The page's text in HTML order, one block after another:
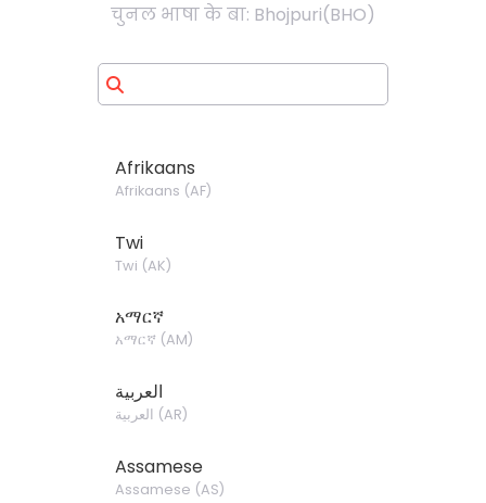
चुनल भाषा के बा: Bhojpuri(BHO)
Afrikaans
Afrikaans (AF)
Twi
Twi (AK)
አማርኛ
አማርኛ (AM)
العربية
العربية (AR)
Assamese
Assamese (AS)